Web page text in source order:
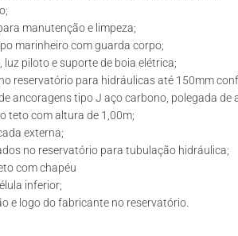
manutenção e limpeza;
marinheiro com guarda corpo;
luz piloto e suporte de boia elétrica;
reservatório para hidráulicas até 150mm
ancoragens tipo J aço carbono, polegada
teto com altura de 1,00m;
externa;
no reservatório para tubulação hidráulica;
com chapéu
inferior;
e logo do fabricante no reservatório.